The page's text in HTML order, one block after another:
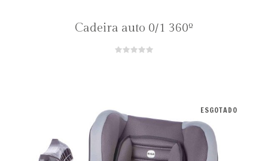
Cadeira auto 0/1 360º
ESGOTADO